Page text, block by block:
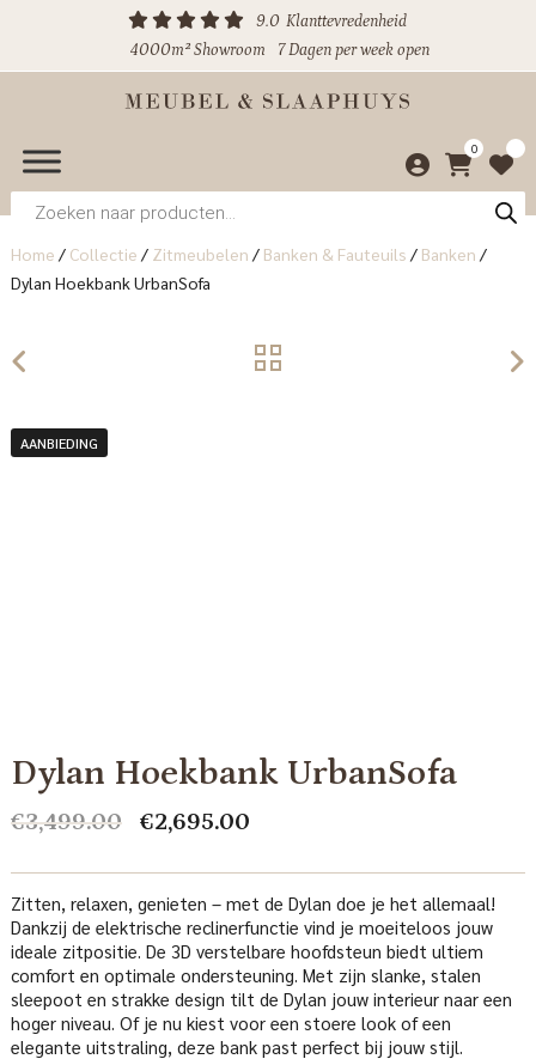
9.0 Klanttevredenheid
4000m² Showroom
7 Dagen per week open
0
Producten
zoeken
Home / Collectie / Zitmeubelen / Banken & Fauteuils / Banken /
Dylan Hoekbank UrbanSofa
AANBIEDING
Dylan Hoekbank UrbanSofa
€3,499.00
Oorspronkelijke
was:
€3,499.00.
€2,695.00Huidige
is:
€2,695.00.
Zitten, relaxen, genieten – met de Dylan doe je het allemaal!
Dankzij de elektrische reclinerfunctie vind je moeiteloos jouw
ideale zitpositie. De 3D verstelbare hoofdsteun biedt ultiem
comfort en optimale ondersteuning. Met zijn slanke, stalen
sleepoot en strakke design tilt de Dylan jouw interieur naar een
hoger niveau. Of je nu kiest voor een stoere look of een
elegante uitstraling, deze bank past perfect bij jouw stijl.